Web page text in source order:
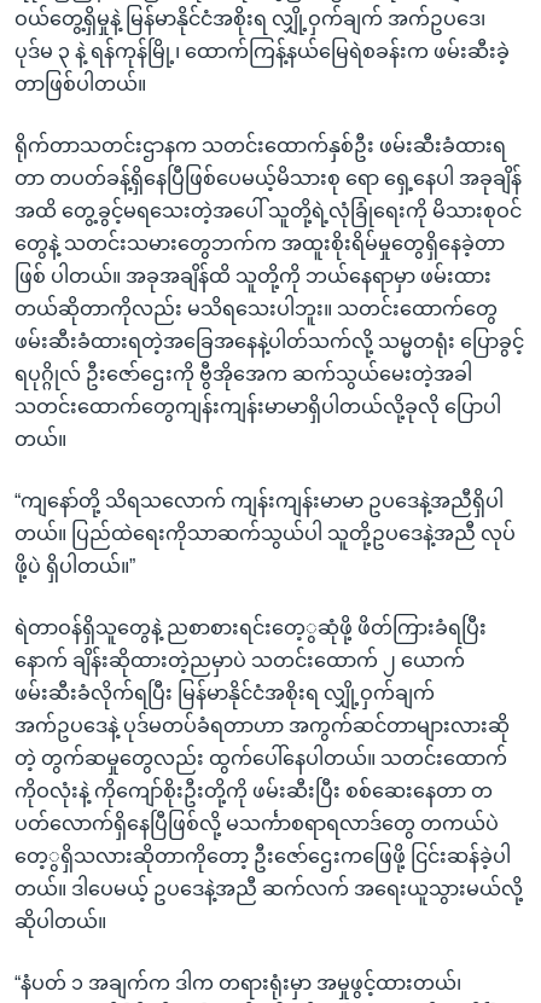
ဝယ်တွေ့ရှိမှုနဲ့ မြန်မာနိုင်ငံအစိုးရ လျှို့ဝှက်ချက် အက်ဥပဒေ၊
ပုဒ်မ ၃ နဲ့ ရန်ကုန်မြို့၊ ထောက်ကြန့်နယ်မြေရဲစခန်းက ဖမ်းဆီးခဲ့
တာဖြစ်ပါတယ်။
ရိုက်တာသတင်းဌာနက သတင်းထောက်နှစ်ဦး ဖမ်းဆီးခံထားရ
တာ တပတ်ခန့်ရှိနေပြီဖြစ်ပေမယ့်မိသားစု ရော ရှေ့နေပါ အခုချိန်
အထိ တွေ့ခွင့်မရသေးတဲ့အပေါ် သူတို့ရဲ့လုံခြုံရေးကို မိသားစုဝင်
တွေနဲ့ သတင်းသမားတွေဘက်က အထူးစိုးရိမ်မှုတွေရှိနေခဲ့တာ
ဖြစ် ပါတယ်။ အခုအချိန်ထိ သူတို့ကို ဘယ်နေရာမှာ ဖမ်းထား
တယ်ဆိုတာကိုလည်း မသိရသေးပါဘူး။ သတင်းထောက်တွေ
ဖမ်းဆီးခံထားရတဲ့အခြေအနေနဲ့ပါတ်သက်လို့ သမ္မတရုံး ပြောခွင့်
ရပုဂ္ဂိုလ် ဦးဇော်ဌေးကို ဗွီအိုအေက ဆက်သွယ်မေးတဲ့အခါ
သတင်းထောက်တွေကျန်းကျန်းမာမာရှိပါတယ်လို့ခုလို ပြောပါ
တယ်။
“ကျနော်တို့ သိရသလောက် ကျန်းကျန်းမာမာ ဥပဒေနဲ့အညီရှိပါ
တယ်။ ပြည်ထဲရေးကိုသာဆက်သွယ်ပါ သူတို့ဥပဒေနဲ့အညီ လုပ်
ဖို့ပဲ ရှိပါတယ်။”
ရဲတာဝန်ရှိသူတွေနဲ့ ညစာစားရင်းတေ့ွဆုံဖို့ ဖိတ်ကြားခံရပြီး
နောက် ချိန်းဆိုထားတဲ့ညမှာပဲ သတင်းထောက် ၂ ယောက်
ဖမ်းဆီးခံလိုက်ရပြီး မြန်မာနိုင်ငံအစိုးရ လျှို့ဝှက်ချက်
အက်ဥပဒေနဲ့ ပုဒ်မတပ်ခံရတာဟာ အကွက်ဆင်တာများလားဆို
တဲ့ တွက်ဆမှုတွေလည်း ထွက်ပေါ်နေပါတယ်။ သတင်းထောက်
ကိုဝလုံးနဲ့ ကိုကျော်စိုးဦးတို့ကို ဖမ်းဆီးပြီး စစ်ဆေးနေတာ တ
ပတ်လောက်ရှိနေပြီဖြစ်လို့ မသင်္ကာစရာရလာဒ်တွေ တကယ်ပဲ
တေ့ွရှိသလားဆိုတာကိုတော့ ဦးဇော်ဌေးကဖြေဖို့ ငြင်းဆန်ခဲ့ပါ
တယ်။ ဒါပေမယ့် ဥပဒေနဲ့အညီ ဆက်လက် အရေးယူသွားမယ်လို့
ဆိုပါတယ်။
“နံပတ် ၁ အချက်က ဒါက တရားရုံးမှာ အမှုဖွင့်ထားတယ်၊